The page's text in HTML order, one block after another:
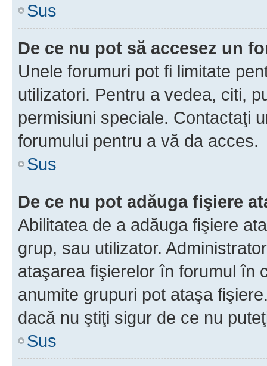
Sus
De ce nu pot să accesez un
Unele forumuri pot fi limitate
utilizatori. Pentru a vedea, citi,
permisiuni speciale. Contactaţi
forumului pentru a vă da acces.
Sus
De ce nu pot adăuga fişiere
Abilitatea de a adăuga fişiere
grup, sau utilizator.
ataşarea fişierelor în forumul în
anumite grupuri pot ataşa
dacă nu ştiţi sigur de ce nu
Sus